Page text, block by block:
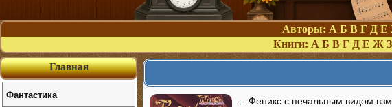
Авторы: А Б В Г Д Е
Книги: А Б В Г Д Е Ж З
…Феникс с печальным видом
Главная
Фантастика